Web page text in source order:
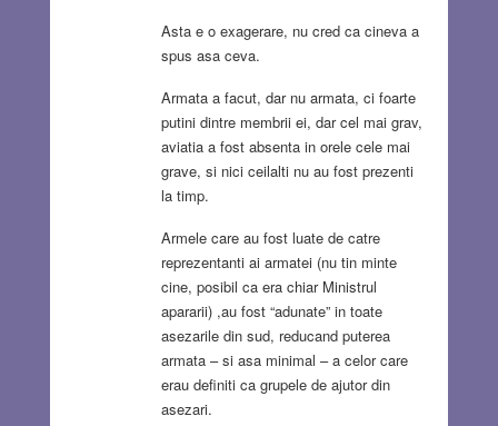
Asta e o exagerare, nu cred ca cineva a
spus asa ceva.
Armata a facut, dar nu armata, ci foarte
putini dintre membrii ei, dar cel mai grav,
aviatia a fost absenta in orele cele mai
grave, si nici ceilalti nu au fost prezenti
la timp.
Armele care au fost luate de catre
reprezentanti ai armatei (nu tin minte
cine, posibil ca era chiar Ministrul
apararii) ,au fost “adunate” in toate
asezarile din sud, reducand puterea
armata – si asa minimal – a celor care
erau definiti ca grupele de ajutor din
asezari.